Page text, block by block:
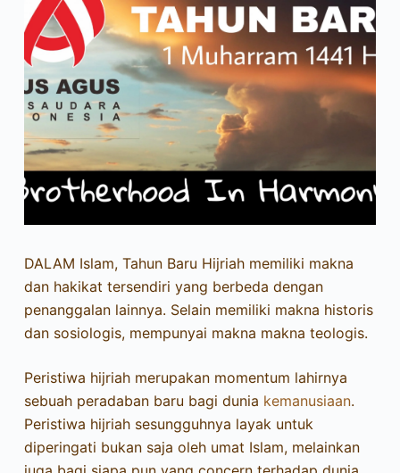
DALAM Islam, Tahun Baru Hijriah memiliki makna
dan hakikat tersendiri yang berbeda dengan
penanggalan lainnya. Selain memiliki makna historis
dan sosiologis, mempunyai makna makna teologis.
Peristiwa hijriah merupakan momentum lahirnya
sebuah peradaban baru bagi dunia kemanusiaan.
Peristiwa hijriah sesungguhnya layak untuk
diperingati bukan saja oleh umat Islam, melainkan